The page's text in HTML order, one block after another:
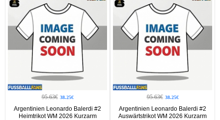
95.63€ 38.25€
Argentinien Leonardo Balerdi #2
Heimtrikot WM 2026 Kurzarm
95.63€ 38.25€
Argentinien Leonardo Balerdi #2
Auswärtstrikot WM 2026 Kurzarm